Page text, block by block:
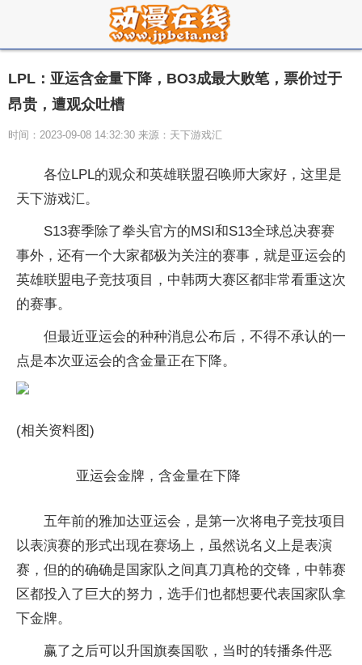
LPL：亚运含金量下降，BO3成最大败笔，票价过于
昂贵，遭观众吐槽
时间：2023-09-08 14:32:30 来源：天下游戏汇
各位LPL的观众和英雄联盟召唤师大家好，这里是
天下游戏汇。
S13赛季除了拳头官方的MSI和S13全球总决赛赛
事外，还有一个大家都极为关注的赛事，就是亚运会的
英雄联盟电子竞技项目，中韩两大赛区都非常看重这次
的赛事。
但最近亚运会的种种消息公布后，不得不承认的一
点是本次亚运会的含金量正在下降。
(相关资料图)
亚运会金牌，含金量在下降
五年前的雅加达亚运会，是第一次将电子竞技项目
以表演赛的形式出现在赛场上，虽然说名义上是表演
赛，但的的确确是国家队之间真刀真枪的交锋，中韩赛
区都投入了巨大的努力，选手们也都想要代表国家队拿
下金牌。
赢了之后可以升国旗奏国歌，当时的转播条件恶